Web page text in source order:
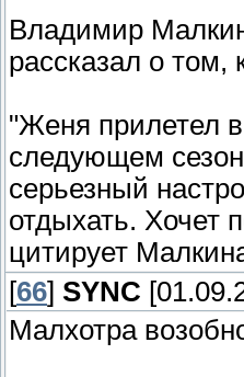
Владимир
рассказал о том,
"Женя прилетел
следующем
серьезный
отдыхать. Хочет
цитирует
[66] SYNC
Малхотра